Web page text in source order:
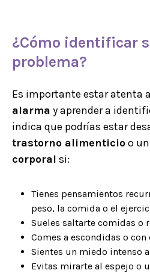
¿Cómo identificar
problema?
Es importante estar atenta
alarma y aprender a
indica que podrías estar
trastorno alimenticioo
corporal si:
Tienes pensamientos
peso, la comida o el
Sueles saltarte comidas o
Comes a escondidas o con
Sientes un miedo intenso
Evitas mirarte al espejo o